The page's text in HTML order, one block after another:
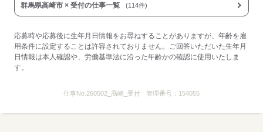
群馬県高崎市 × 受付の仕事一覧 (114件)
応募時や応募後に生年月日情報をお尋ねすることがありますが、年齢を雇
用条件に設定することは許容されておりません。ご回答いただいた生年月
日情報は本人確認や、労働基準法に沿った年齢かの確認に使用いたしま
す。
仕事No. 260502_高崎_受付 管理番号： 154055